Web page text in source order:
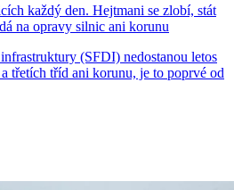
každý den. Hejtmani se zlobí, stát
na opravy silnic ani korunu
(SFDI) nedostanou letos
třetích tříd ani korunu, je to poprvé od